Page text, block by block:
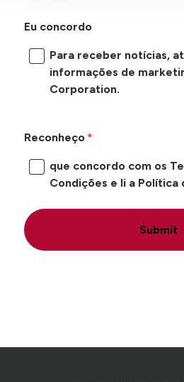
Eu concordo
Para receber notícias,
informações de
Corporation.
Reconheço
que concordo com os
Condições e li a Política
Submit